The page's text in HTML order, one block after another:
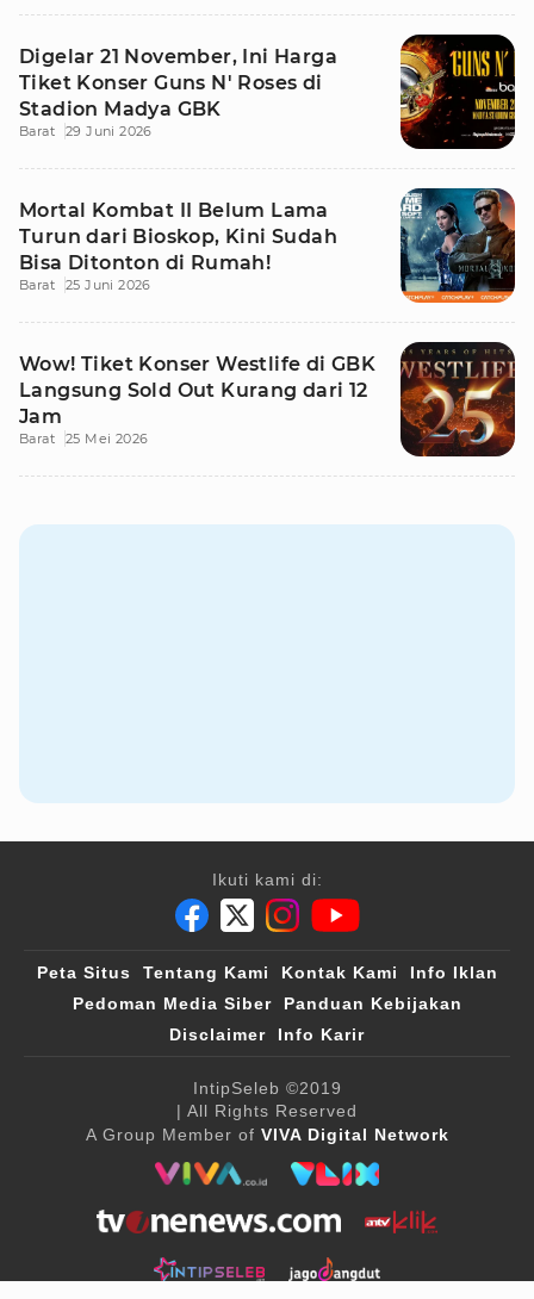
Digelar 21 November, Ini Harga
Tiket Konser Guns N' Roses di
Stadion Madya GBK
Barat 29 Juni 2026
Mortal Kombat II Belum Lama
Turun dari Bioskop, Kini Sudah
Bisa Ditonton di Rumah!
Barat 25 Juni 2026
Wow! Tiket Konser Westlife di GBK
Langsung Sold Out Kurang dari 12
Jam
Barat 25 Mei 2026
Ikuti kami di:
Peta Situs Tentang Kami Kontak Kami
Info Iklan
Pedoman Media Siber
Panduan Kebijakan
Disclaimer
Info Karir
IntipSeleb ©2019
| All Rights Reserved
A Group Member of VIVA Digital Network